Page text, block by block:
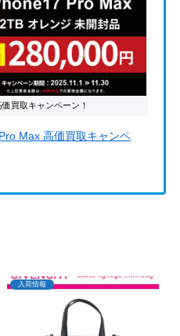
買取キャンペーン！
Max 高価買取キャンペ
入荷情報